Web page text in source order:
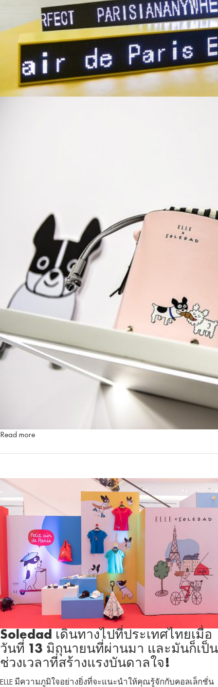
Read more
Soledad เดินทางไปที่ประเทศไทยเมื่อ
วันที่ 13 มิถุนายนที่ผ่านมา และมันก็เป็น
ช่วงเวลาที่สร้างแรงบันดาลใจ!
ELLE มีความภูมิใจอย่างยิ่งที่จะแนะนำให้คุณรู้จักกับคอลเล็กชั่น